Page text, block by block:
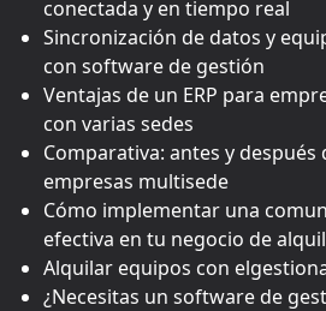
conectada y en tiempo real
Sincronización de datos y
con software de gestión
Ventajas de un ERP para
con varias sedes
Comparativa: antes y después
empresas multisede
Cómo implementar una
efectiva en tu negocio de
Alquilar equipos con
¿Necesitas un software de